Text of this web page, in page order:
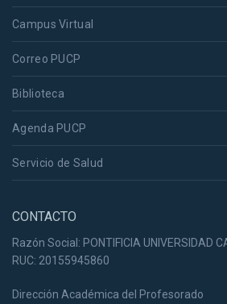
Campus Virtual
Correo PUCP
Biblioteca
Agenda PUCP
Servicio de Salud
CONTACTO
Razón Social: PONTIFICIA UNIVERSIDAD
RUC: 20155945860
Dirección Académica del Profesorado